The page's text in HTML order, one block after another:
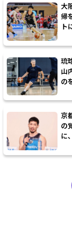
大
帰
ト
琉
山
の
京
の
に